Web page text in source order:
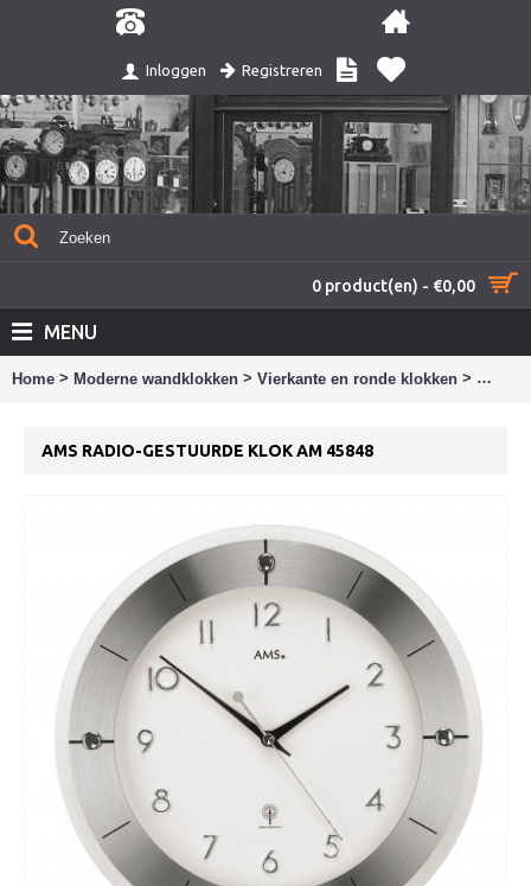
Inloggen Registreren
0 product(en) - €0,00
MENU
Home > Moderne wandklokken > Vierkante en ronde klokken > AMS
AMS RADIO-GESTUURDE KLOK AM 45848